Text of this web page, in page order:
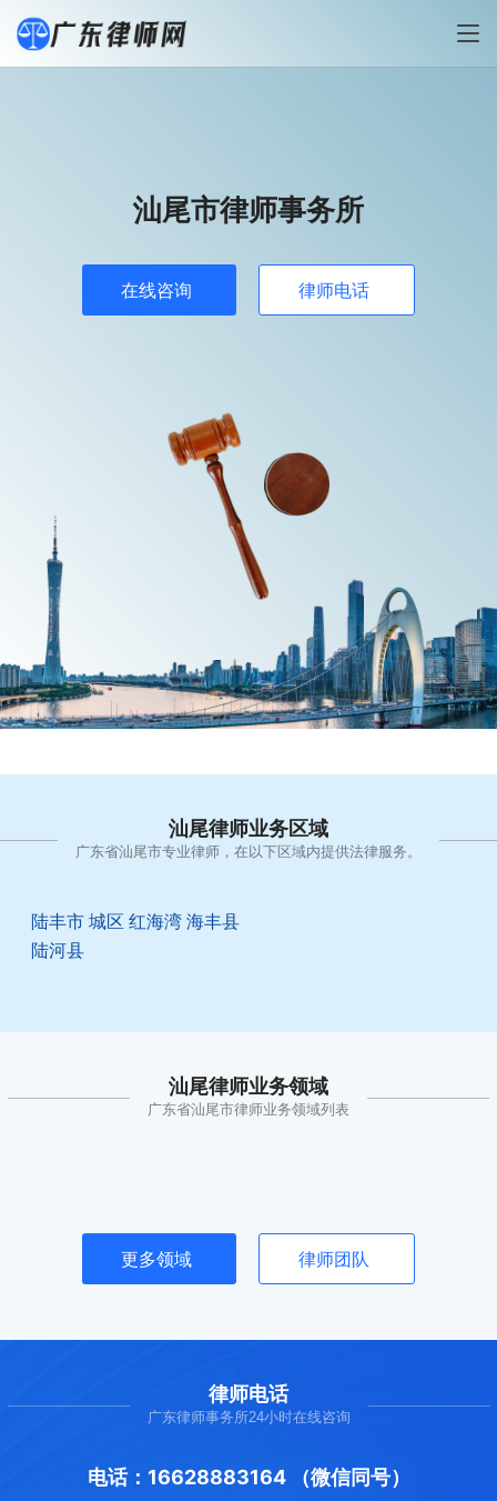
汕尾市律师事务所
在线咨询 律师电话
汕尾律师业务区域
广东省汕尾市专业律师，在以下区域内提供法律服务。
陆丰市 城区 红海湾 海丰县
陆河县
汕尾律师业务领域
广东省汕尾市律师业务领域列表
更多领域 律师团队
律师电话
广东律师事务所24小时在线咨询
电话：16628883164 （微信同号）